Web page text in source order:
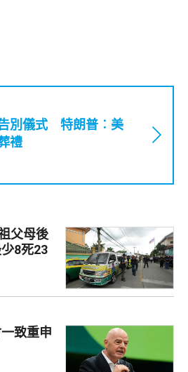
別儀式 特朗普︰美
禮
父母後
8死23
致重申